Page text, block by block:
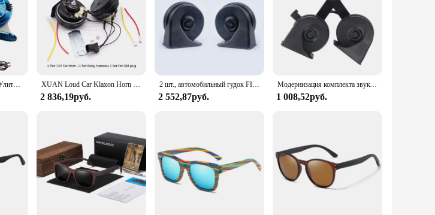
FARBIN 2 шт./комплект Улитка воздушный гудок 12 в супер громкий трехтоновый водонепроницаемый автомобильный гудок для грузовика мотоцикла автомобильный аксессуар XUAN Loud Car Klaxon Horn 12V Детали для стайлинга автомобилей для Vespa Loudnes 110db Chevrolet Buick GMC Holden Opel Vauxhall Baojun Wuling
2 836,19руб.
2 шт., автомобильный гудок FIAMM, 12 В, 410/510 Гц
2 552,87руб.
Модернизация комплекта звукового сигнала Громкий звуковой сигнал в сборе 9L3Z-13832-A, замена для F150
1 008,52руб.